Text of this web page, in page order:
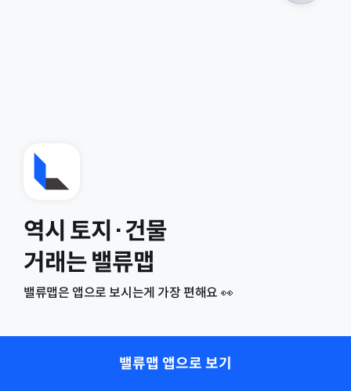
역시 토지·건물
거래는 밸류맵
밸류맵은 앱으로 보시는게 가장 편해요 👀
밸류맵 앱으로 보기